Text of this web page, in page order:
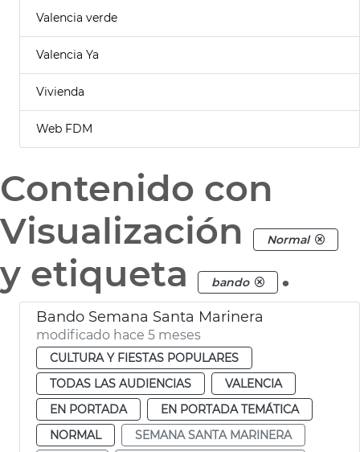
Valencia verde
Valencia Ya
Vivienda
Web FDM
Contenido con
Visualización
Normal
y etiqueta bando .
Bando Semana Santa Marinera
modificado hace 5 meses
CULTURA Y FIESTAS POPULARES
TODAS LAS AUDIENCIAS
VALENCIA
EN PORTADA
EN PORTADA TEMÁTICA
NORMAL
SEMANA SANTA MARINERA